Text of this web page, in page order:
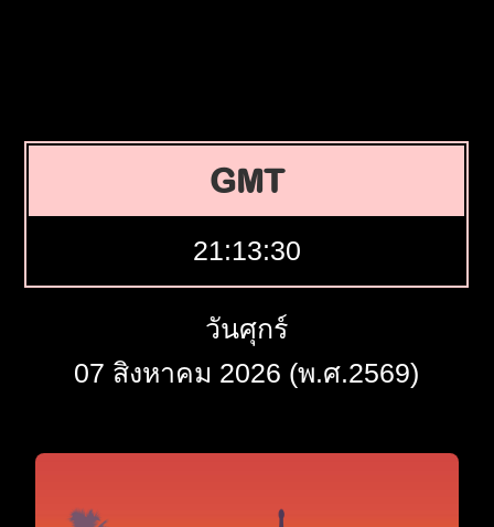
GMT
21:13:31
วันศุกร์
07 สิงหาคม 2026 (พ.ศ.2569)